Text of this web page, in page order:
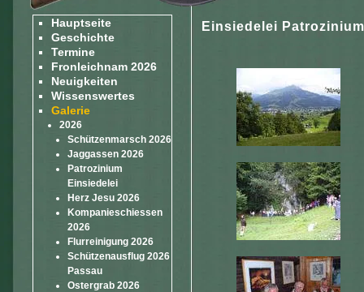
Hauptseite
Geschichte
Termine
Fronleichnam 2026
Neuigkeiten
Wissenswertes
Galerie
2026
Schützenmarsch 2026
Jaggassen 2026
Patrozinium
Einsiedelei
Herz Jesu 2026
Kompanieschiessen
2026
Flurreinigung 2026
Schützenausflug 2026
Passau
Ostergrab 2026
Einsiedelei